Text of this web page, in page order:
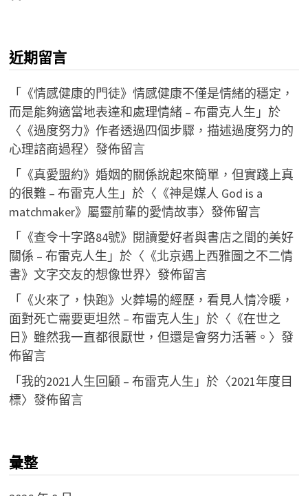
近期留言
「 《情感健康的門徒》情感健康不僅是情緒的穩定，
而是能夠適當地表達和處理情緒 – 布雷克人生 」於
〈 《過度努力》作者透過四個步驟，描述過度努力的
心理諮商過程〉發佈留言
「 《真愛盟約》婚姻的關係說起來簡單，但實踐上真
的很難 – 布雷克人生 」於〈 《神是媒人 God is a
matchmaker》屬靈前輩的愛情故事〉發佈留言
「 《查令十字路84號》閱讀愛好者與書店之間的美好
關係 – 布雷克人生 」於〈 《北京遇上西雅圖之不二情
書》文字交友的想像世界〉發佈留言
「 《火來了，快跑》火葬場的經歷，看見人情冷暖，
面對死亡需要更坦然 – 布雷克人生 」於〈 《在世之
日》雖然我一直都很厭世，但還是會努力活著。 〉發
佈留言
「我的2021人生回顧 – 布雷克人生 」於〈2021年度目
標〉發佈留言
彙整